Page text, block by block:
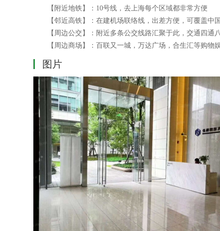
【附近地铁】： 10号线，去上海每个区域都非常方便
【邻近高铁】：在建机场联络线，出差方便，可覆盖中
【周边公交】：附近多条公交线路汇聚于此，交通四通
【周边商场】：百联又一城，万达广场，合生汇等购物
图片